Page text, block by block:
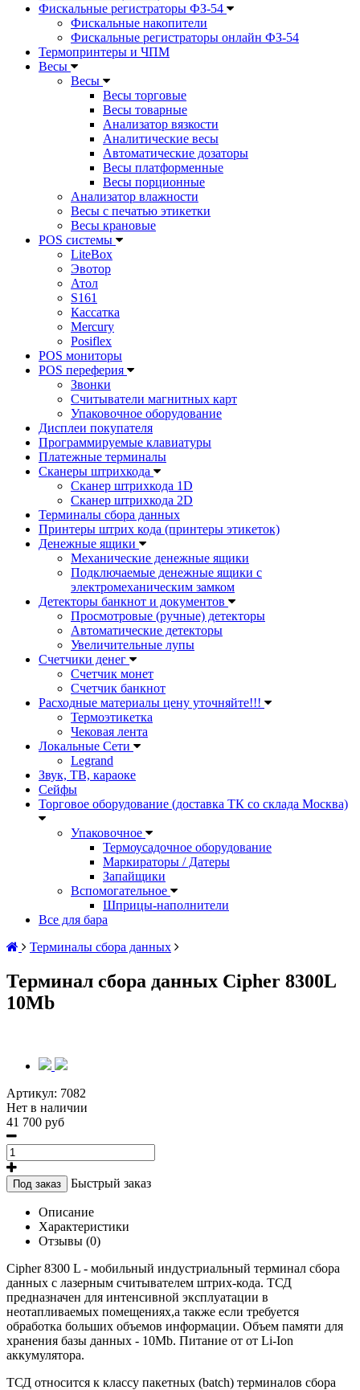
Фискальные регистраторы ФЗ-54
Фискальные накопители
Фискальные регистраторы онлайн ФЗ-54
Термопринтеры и ЧПМ
Весы
Весы
Весы торговые
Весы товарные
Анализатор вязкости
Аналитические весы
Автоматические дозаторы
Весы платформенные
Весы порционные
Анализатор влажности
Весы с печатью этикетки
Весы крановые
POS системы
LiteBox
Эвотор
Атол
S161
Кассатка
Mercury
Posiflex
POS мониторы
POS переферия
Звонки
Считыватели магнитных карт
Упаковочное оборудование
Дисплеи покупателя
Программируемые клавиатуры
Платежные терминалы
Сканеры штрихкода
Сканер штрихкода 1D
Сканер штрихкода 2D
Терминалы сбора данных
Принтеры штрих кода (принтеры этикеток)
Денежные ящики
Механические денежные ящики
Подключаемые денежные ящики с
электромеханическим замком
Детекторы банкнот и документов
Просмотровые (ручные) детекторы
Автоматические детекторы
Увеличительные лупы
Счетчики денег
Счетчик монет
Счетчик банкнот
Расходные материалы цену уточняйте!!!
Термоэтикетка
Чековая лента
Локальные Сети
Legrand
Звук, ТВ, караоке
Сейфы
Торговое оборудование (доставка ТК со склада Москва)
Упаковочное
Термоусадочное оборудование
Маркираторы / Датеры
Запайщики
Вспомогательное
Шприцы-наполнители
Все для бара
Терминалы сбора данных
Терминал сбора данных Cipher 8300L
10Mb
Артикул: 7082
Нет в наличии
41 700 руб
Под заказ Быстрый заказ
Описание
Характеристики
Отзывы (0)
Cipher 8300 L - мобильный индустриальный терминал сбора
данных с лазерным считывателем штрих-кода. ТСД
предназначен для интенсивной эксплуатации в
неотапливаемых помещениях,а также если требуется
обработка больших объемов информации. Объем памяти для
хранения базы данных - 10Mb. Питание от от Li-Ion
аккумулятора.
ТСД относится к классу пакетных (batch) терминалов сбора